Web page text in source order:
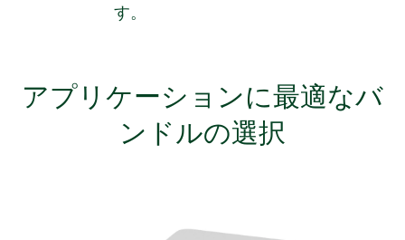
す。
アプリケーションに最適なバ
ンドルの選択